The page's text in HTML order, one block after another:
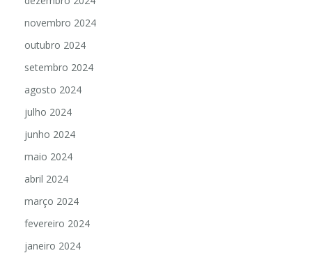
novembro 2024
outubro 2024
setembro 2024
agosto 2024
julho 2024
junho 2024
maio 2024
abril 2024
março 2024
fevereiro 2024
janeiro 2024